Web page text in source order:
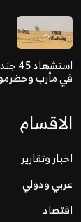
في مأرب
الاقسام
اخبار وتقارير
عربي ودولي
اقتصاد